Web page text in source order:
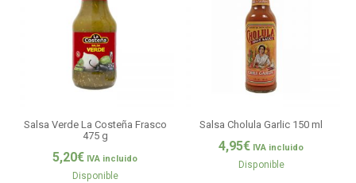
Salsa Verde La Costeña Frasco
475 g
5,20€ IVA incluido
Disponible
Salsa Cholula Garlic 150 ml
4,95€ IVA incluido
Disponible